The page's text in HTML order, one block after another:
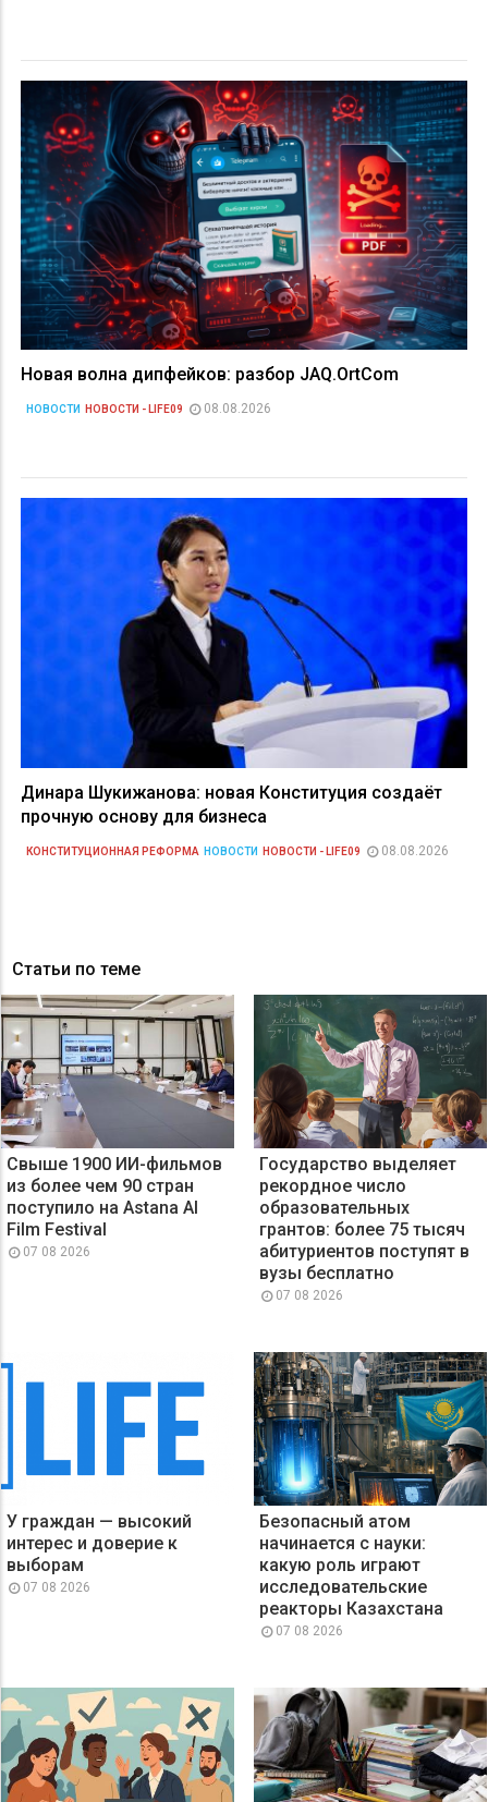
Новая волна дипфейков: разбор JAQ.OrtCom
НОВОСТИ НОВОСТИ - LIFE09 08.08.2026
Динара Шукижанова: новая Конституция создаёт
прочную основу для бизнеса
КОНСТИТУЦИОННАЯ РЕФОРМА НОВОСТИ НОВОСТИ - LIFE09 08.08.2026
Статьи по теме
Свыше 1900 ИИ-фильмов
из более чем 90 стран
поступило на Astana AI
Film Festival
07 08 2026
Государство выделяет
рекордное число
образовательных
грантов: более 75 тысяч
абитуриентов поступят в
вузы бесплатно
07 08 2026
У граждан — высокий
интерес и доверие к
выборам
07 08 2026
Безопасный атом
начинается с науки:
какую роль играют
исследовательские
реакторы Казахстана
07 08 2026